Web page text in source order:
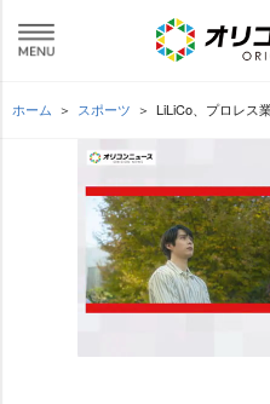
ホーム スポーツ LiLiCo、プロレス